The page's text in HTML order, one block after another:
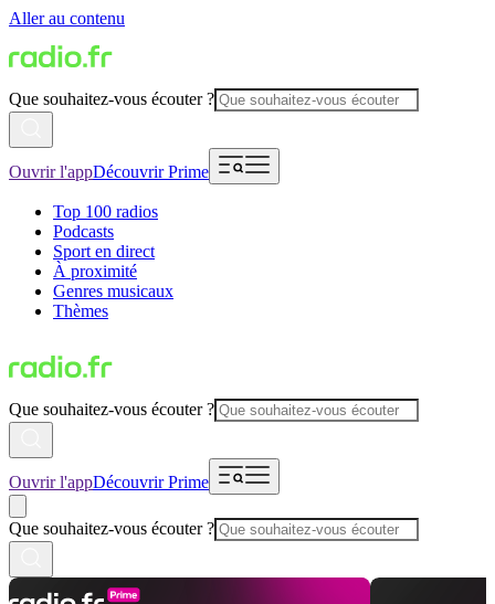
Aller au contenu
Que souhaitez-vous écouter ?
Ouvrir l'appDécouvrir Prime
Top 100 radios
Podcasts
Sport en direct
À proximité
Genres musicaux
Thèmes
Que souhaitez-vous écouter ?
Ouvrir l'appDécouvrir Prime
Que souhaitez-vous écouter ?